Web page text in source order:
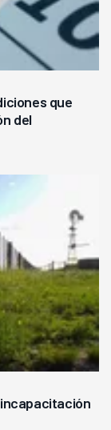
que
del